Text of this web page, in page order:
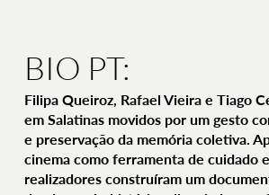
BIO PT:
Filipa Queiroz, Rafael Vieira e Tiago
em Salatinas movidos por um gesto
e preservação da memória coletiva.
cinema como ferramenta de cuidado
realizadores construíram um